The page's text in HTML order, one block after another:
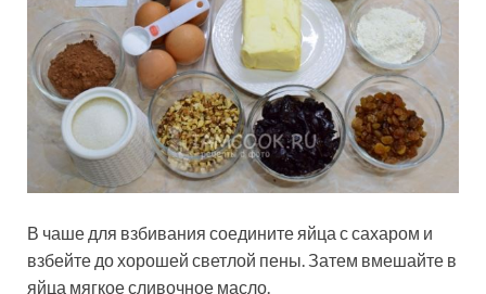
В чаше для взбивания соедините яйца с сахаром и
взбейте до хорошей светлой пены. Затем вмешайте в
яйца мягкое сливочное масло.